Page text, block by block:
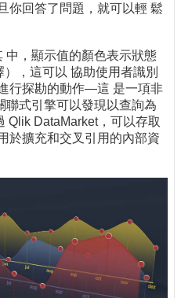
回答了問題，就可以輕 鬆
中，顯示值的顏色表示狀態
），這可以 協助使用者識別
行探勘的動作—這 是一項非
聯式引擎可以發現以查詢為
Qlik DataMarket，可以存取
於擴充和交叉引用的內部資